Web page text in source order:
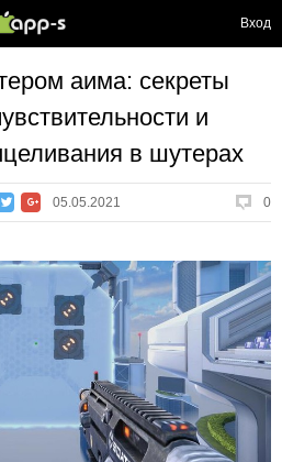
Вход
аима: секреты
и
в шутерах
05.05.2021 0